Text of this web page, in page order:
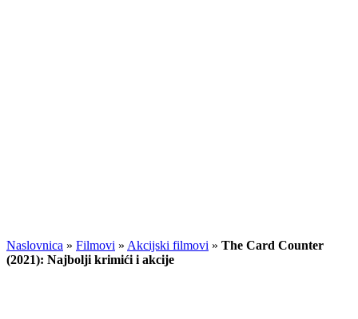
Naslovnica » Filmovi » Akcijski filmovi » The Card Counter
(2021): Najbolji krimići i akcije